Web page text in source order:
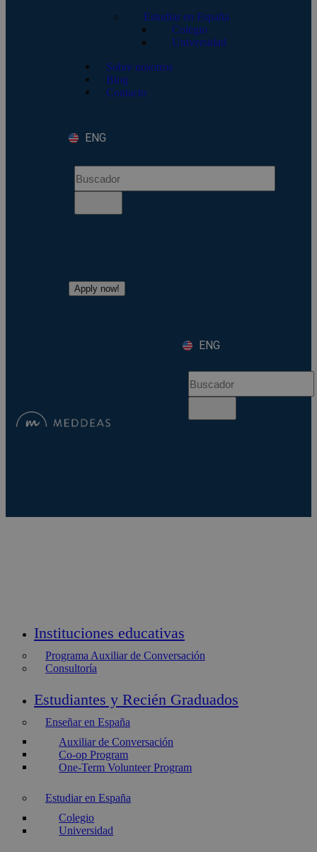
Estudiar en España
Colegio
Universidad
Sobre nosotros
Blog
Contacto
ENG
Apply now!
ENG
Instituciones educativas
Programa Auxiliar de Conversación
Consultoría
Estudiantes y Recién Graduados
Enseñar en España
Auxiliar de Conversación
Co-op Program
One-Term Volunteer Program
Estudiar en España
Colegio
Universidad